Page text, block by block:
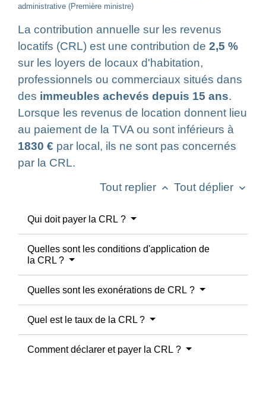
administrative (Première ministre)
La contribution annuelle sur les revenus
locatifs (CRL) est une contribution de 2,5 %
sur les loyers de locaux d'habitation,
professionnels ou commerciaux situés dans
des immeubles achevés depuis 15 ans.
Lorsque les revenus de location donnent lieu
au paiement de la TVA ou sont inférieurs à
1830 € par local, ils ne sont pas concernés
par la CRL.
Tout replier keyboard_arrow_up Tout déplier keyboard_arrow_down
Qui doit payer la CRL ?
Quelles sont les conditions d'application de
la CRL ?
Quelles sont les exonérations de CRL ?
Quel est le taux de la CRL ?
Comment déclarer et payer la CRL ?